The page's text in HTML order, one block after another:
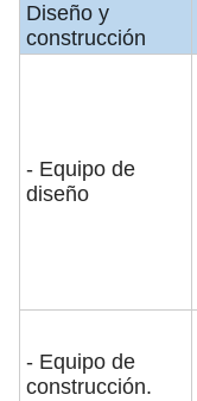
Diseño y
construcción
- Equipo de
diseño
- Equipo de
construcción.